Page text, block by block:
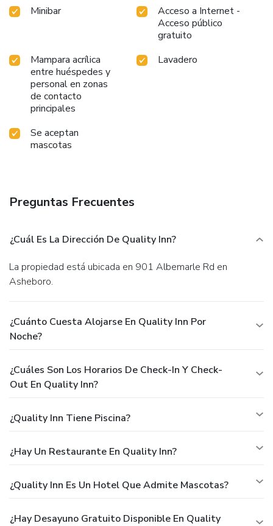
Minibar
Acceso a Internet -
Acceso público
gratuito
Mampara acrílica
entre huéspedes y
personal en zonas
de contacto
principales
Lavadero
Se aceptan
mascotas
Preguntas Frecuentes
¿Cuál Es La Dirección De Quality Inn?
La propiedad está ubicada en 901 Albemarle Rd en
Asheboro.
¿Cuánto Cuesta Alojarse En Quality Inn Por
Noche?
¿Cuáles Son Los Horarios De Check-In Y Check-
Out En Quality Inn?
¿Quality Inn Tiene Piscina?
¿Hay Un Restaurante En Quality Inn?
¿Quality Inn Es Un Hotel Que Admite Mascotas?
¿Hay Desayuno Gratuito Disponible En Quality